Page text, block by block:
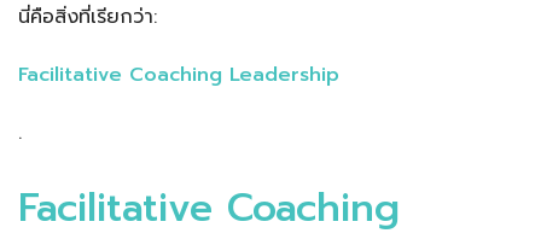
นี่คือสิ่งที่เรียกว่า:
Facilitative Coaching Leadership
.
Facilitative Coaching